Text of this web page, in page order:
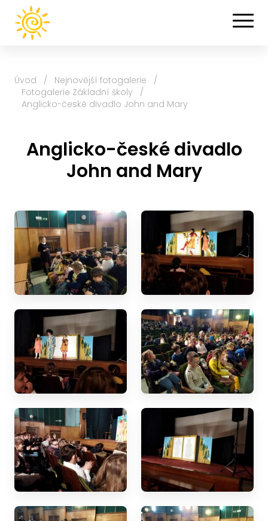
Úvod / Nejnovější fotogalerie
/
Fotogalerie Základní školy
/
Anglicko-české divadlo John and Mary
Anglicko-české divadlo
John and Mary